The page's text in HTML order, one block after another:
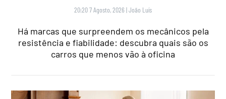
20:20 7 Agosto, 2026 |João Luís
Há marcas que surpreendem os mecânicos pela
resistência e fiabilidade: descubra quais são os
carros que menos vão à oficina